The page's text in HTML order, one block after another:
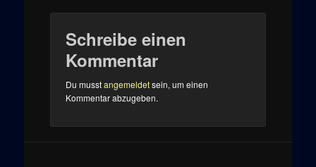
Schreibe einen
Kommentar
Du musstangemeldetsein, um einen
Kommentar abzugeben.